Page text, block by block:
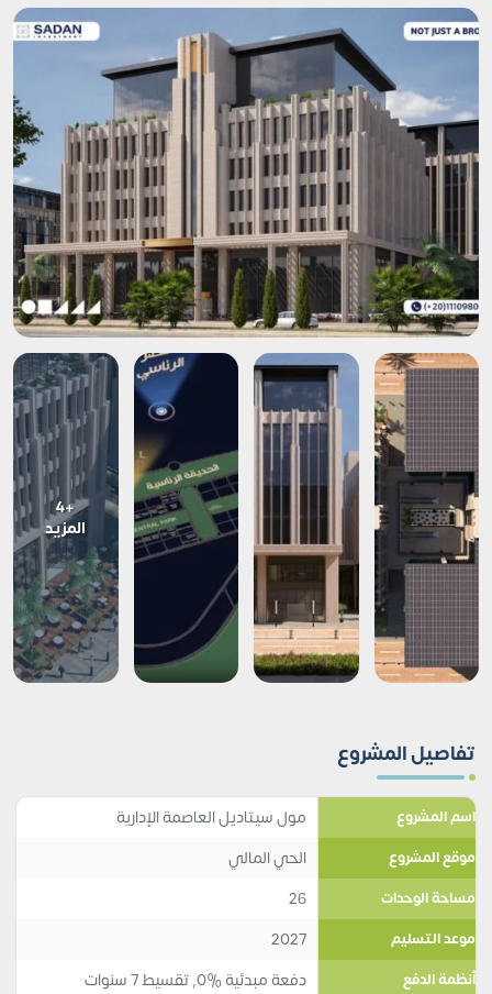
+4
المزيد
تفاصيل المشروع
اسم المشروع مول سيتاديل العاصمة الإدارية
موقع المشروع الحي المالي
مساحة الوحدات 26
موعد التسليم 2027
أنظمة الدفع دفعة مبدئية %0, تقسيط 7 سنوات